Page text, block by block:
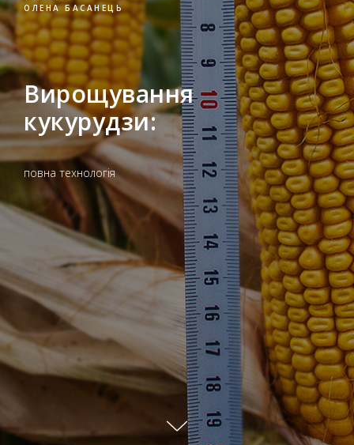
ОЛЕНА БАСАНЕЦЬ
Вирощування
кукурудзи:
повна технологія